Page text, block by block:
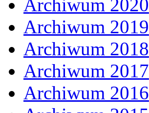
Archiwum 2020
Archiwum 2019
Archiwum 2018
Archiwum 2017
Archiwum 2016